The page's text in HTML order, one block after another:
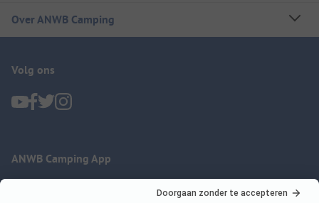
Over ANWB Camping
Volg ons
ANWB Camping App